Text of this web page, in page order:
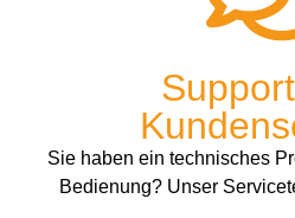
Sie haben ein technisches
Bedienung? Unser